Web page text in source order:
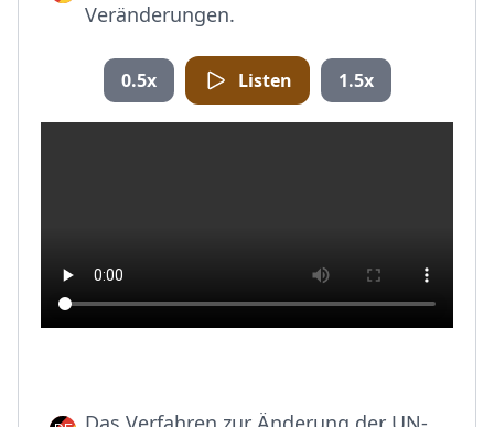
Veränderungen.
0.5x Listen 1.5x